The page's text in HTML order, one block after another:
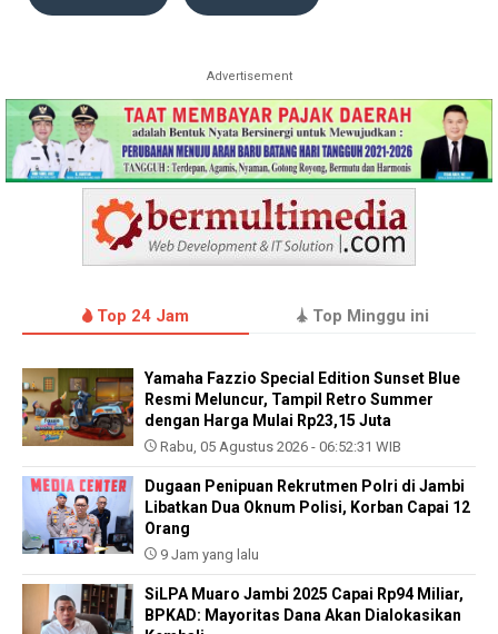
Advertisement
Top 24 Jam Top Minggu ini
Yamaha Fazzio Special Edition Sunset Blue
Resmi Meluncur, Tampil Retro Summer
dengan Harga Mulai Rp23,15 Juta
Rabu, 05 Agustus 2026 - 06:52:31 WIB
Dugaan Penipuan Rekrutmen Polri di Jambi
Libatkan Dua Oknum Polisi, Korban Capai 12
Orang
9 Jam yang lalu
SiLPA Muaro Jambi 2025 Capai Rp94 Miliar,
BPKAD: Mayoritas Dana Akan Dialokasikan